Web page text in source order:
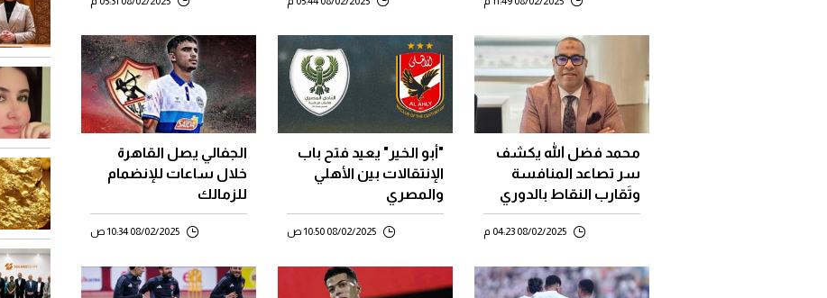
محمد فضل الله يكشف
سر تصاعد المنافسة
وتَقارب النقاط بالدوري
المصري
08/02/2025 04:23 م
"أبو الخير" يعيد فتح باب
الإنتقالات بين الأهلي
والمصري
08/02/2025 10:50 ص
الجفالي يصل القاهرة
خلال ساعات للإنضمام
للزمالك
08/02/2025 10:34 ص